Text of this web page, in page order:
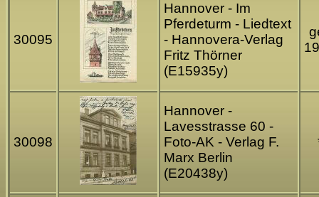
30095
Hannover - Im
Pferdeturm - Liedtext
- Hannovera-Verlag
Fritz Thörner
(E15935y)
30098
Hannover -
Lavesstrasse 60 -
Foto-AK - Verlag F.
Marx Berlin
(E20438y)